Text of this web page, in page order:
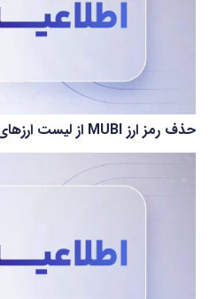
حذف رمز ارز MUBI از لیست ارزهای قابل معامله اوکی اکسچنج